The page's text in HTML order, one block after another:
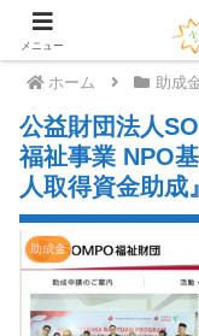
ホーム 助成
公益財団法人
福祉事業 NPO
人取得資金助成』
助成金
メニュー